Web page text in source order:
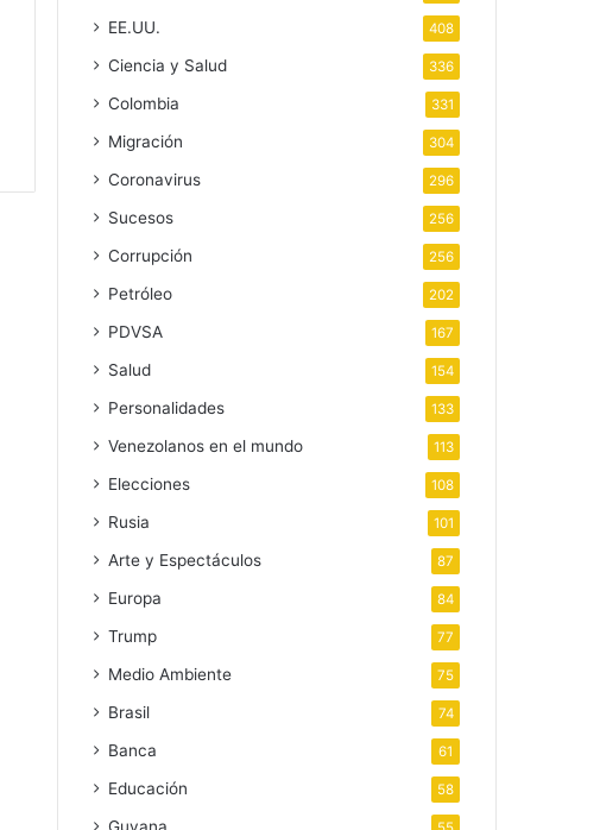
EE.UU. 408
Ciencia y Salud 336
Colombia 331
Migración 304
Coronavirus 296
Sucesos 256
Corrupción 256
Petróleo 202
PDVSA 167
Salud 154
Personalidades 133
Venezolanos en el mundo 113
Elecciones 108
Rusia 101
Arte y Espectáculos 87
Europa 84
Trump 77
Medio Ambiente 75
Brasil 74
Banca 61
Educación 58